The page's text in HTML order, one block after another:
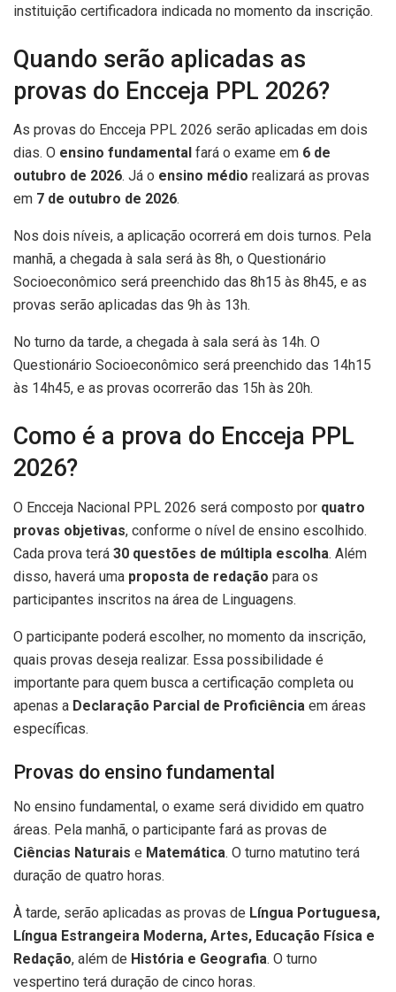
instituição certificadora indicada no momento da inscrição.
Quando serão aplicadas as
provas do Encceja PPL 2026?
As provas do Encceja PPL 2026 serão aplicadas em dois
dias. O ensino fundamental fará o exame em 6 de
outubro de 2026. Já o ensino médio realizará as provas
em 7 de outubro de 2026.
Nos dois níveis, a aplicação ocorrerá em dois turnos. Pela
manhã, a chegada à sala será às 8h, o Questionário
Socioeconômico será preenchido das 8h15 às 8h45, e as
provas serão aplicadas das 9h às 13h.
No turno da tarde, a chegada à sala será às 14h. O
Questionário Socioeconômico será preenchido das 14h15
às 14h45, e as provas ocorrerão das 15h às 20h.
Como é a prova do Encceja PPL
2026?
O Encceja Nacional PPL 2026 será composto por quatro
provas objetivas, conforme o nível de ensino escolhido.
Cada prova terá 30 questões de múltipla escolha. Além
disso, haverá uma proposta de redação para os
participantes inscritos na área de Linguagens.
O participante poderá escolher, no momento da inscrição,
quais provas deseja realizar. Essa possibilidade é
importante para quem busca a certificação completa ou
apenas a Declaração Parcial de Proficiência em áreas
específicas.
Provas do ensino fundamental
No ensino fundamental, o exame será dividido em quatro
áreas. Pela manhã, o participante fará as provas de
Ciências Naturais e Matemática. O turno matutino terá
duração de quatro horas.
À tarde, serão aplicadas as provas de Língua Portuguesa,
Língua Estrangeira Moderna, Artes, Educação Física e
Redação, além de História e Geografia. O turno
vespertino terá duração de cinco horas.